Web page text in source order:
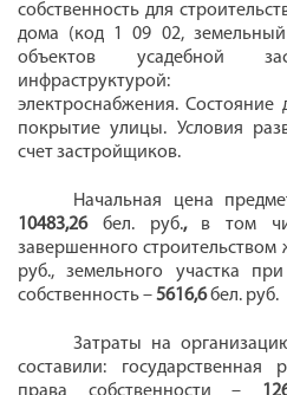
собственность для
дома (код 1 09 02,
объектов усадебной
электроснабжения. Состояние
покрытие улицы. Условия
счет застройщиков.
Начальная цена
10483,26 бел. руб.,в том
завершенного
руб., земельного участка
собственность –5616,6бел. руб.
Затраты на
составили: государственная